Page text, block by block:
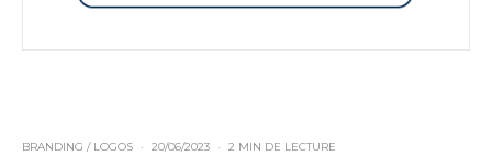
BRANDING / LOGOS · 20/06/2023 · 2 MIN DE LECTURE